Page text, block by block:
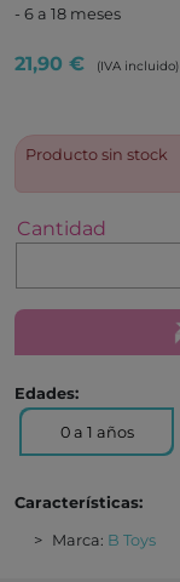
- 6 a 18 meses
21,90 € (IVA incluido)
Producto sin stock
Cantidad
Edades:
0 a 1 años
Características:
Marca: B Toys